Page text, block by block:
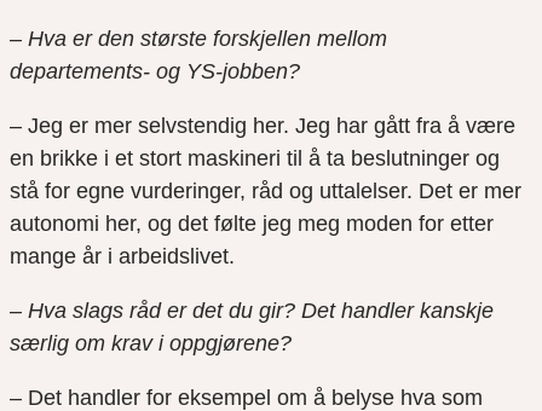
– Hva er den største forskjellen mellom
departements- og YS-jobben?
– Jeg er mer selvstendig her. Jeg har gått fra å være
en brikke i et stort maskineri til å ta beslutninger og
stå for egne vurderinger, råd og uttalelser. Det er mer
autonomi her, og det følte jeg meg moden for etter
mange år i arbeidslivet.
– Hva slags råd er det du gir? Det handler kanskje
særlig om krav i oppgjørene?
– Det handler for eksempel om å belyse hva som